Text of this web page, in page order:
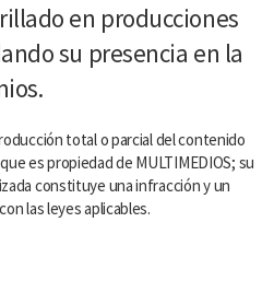
en producciones
su presencia en la
total o parcial del contenido
es propiedad de MULTIMEDIOS; su
constituye una infracción y un
las leyes aplicables.